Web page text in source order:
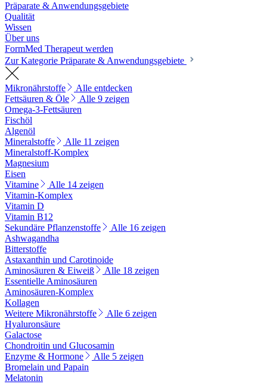
Präparate & Anwendungsgebiete
Qualität
Wissen
Über uns
FormMed Therapeut werden
Zur Kategorie Präparate & Anwendungsgebiete
Mikronährstoffe
Alle entdecken
Fettsäuren & Öle
Alle 9 zeigen
Omega-3-Fettsäuren
Fischöl
Algenöl
Mineralstoffe
Alle 11 zeigen
Mineralstoff-Komplex
Magnesium
Eisen
Vitamine
Alle 14 zeigen
Vitamin-Komplex
Vitamin D
Vitamin B12
Sekundäre Pflanzenstoffe
Alle 16 zeigen
Ashwagandha
Bitterstoffe
Astaxanthin und Carotinoide
Aminosäuren & Eiweiß
Alle 18 zeigen
Essentielle Aminosäuren
Aminosäuren-Komplex
Kollagen
Weitere Mikronährstoffe
Alle 6 zeigen
Hyaluronsäure
Galactose
Chondroitin und Glucosamin
Enzyme & Hormone
Alle 5 zeigen
Bromelain und Papain
Melatonin